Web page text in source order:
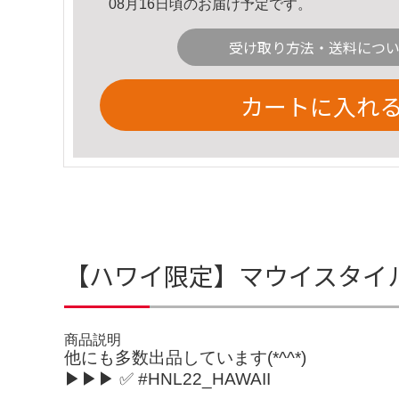
08月16日頃のお届け予定です。
受け取り方法・送料につ
カートに入れ
【ハワイ限定】マウイスタ
商品説明
他にも多数出品しています(*^^*)
▶▶▶ ✅ #HNL22_HAWAII